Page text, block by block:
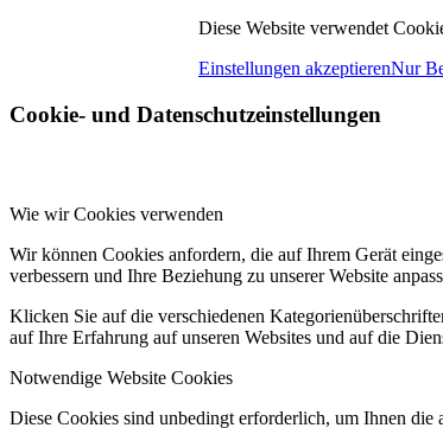
Diese Website verwendet
Einstellungen akzeptierenNur
Cookie- und Datenschutzeinstellungen
Wie wir Cookies verwenden
Wir können Cookies anfordern, die auf Ihrem Gerät
verbessern und Ihre Beziehung zu unserer Website
Klicken Sie auf die verschiedenen
auf Ihre Erfahrung auf unseren Websites und auf die
Notwendige Website Cookies
Diese Cookies sind unbedingt erforderlich, um Ihnen